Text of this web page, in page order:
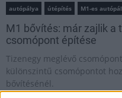
autópálya útépítés M1-es
M1 bővítés: már zajlik a
csomópont építése
Tizenegy meglévő
különszintű csomópontot
bővítésénél.